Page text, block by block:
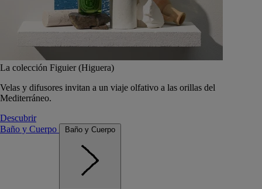
La colección Figuier (Higuera)
Velas y difusores invitan a un viaje olfativo a las orillas del
Mediterráneo.
Descubrir
Baño y Cuerpo
Baño y Cuerpo